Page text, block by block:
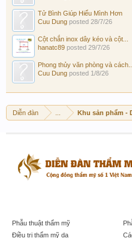
Tử Bình Giúp Hiểu Mình Hơn
Cuu Dung posted 28/7/26
Cột chắn inox dây kéo và cột...
hanatc89 posted 29/7/26
Phong thủy văn phòng và cách...
Cuu Dung posted 1/8/26
Diễn đàn Khu sản phẩm -
Phẫu thuật thẩm mỹ
Điều trị thẩm mỹ da